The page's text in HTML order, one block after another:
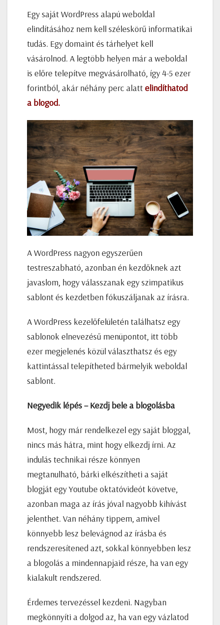
Egy saját WordPress alapú weboldal
elindításához nem kell széleskörű informatikai
tudás. Egy domaint és tárhelyet kell
vásárolnod. A legtöbb helyen már a weboldal
is előre telepítve megvásárolható, így 4-5 ezer
forintból, akár néhány perc alattelindíthatod
a blogod.
A WordPress nagyon egyszerűen
testreszabható, azonban én kezdőknek azt
javaslom, hogy válasszanak egy szimpatikus
sablont és kezdetben fókuszáljanak az írásra.
A WordPress kezelőfelületén találhatsz egy
sablonok elnevezésű menüpontot, itt több
ezer megjelenés közül választhatsz és egy
kattintással telepítheted bármelyik weboldal
sablont.
Negyedik lépés – Kezdj bele a blogolásba
Most, hogy már rendelkezel egy saját bloggal,
nincs más hátra, mint hogy elkezdj írni. Az
indulás technikai része könnyen
megtanulható, bárki elkészítheti a saját
blogját egy Youtube oktatóvideót követve,
azonban maga az írás jóval nagyobb kihívást
jelenthet. Van néhány tippem, amivel
könnyebb lesz belevágnod az írásba és
rendszeresítened azt, sokkal könnyebben lesz
a blogolás a mindennapjaid része, ha van egy
kialakult rendszered.
Érdemes tervezéssel kezdeni. Nagyban
megkönnyíti a dolgod az, ha van egy vázlatod